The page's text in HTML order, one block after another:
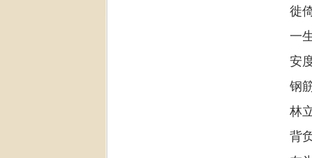
徙
一
安
钢
林
背